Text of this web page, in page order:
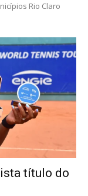
Rio Claro
título do